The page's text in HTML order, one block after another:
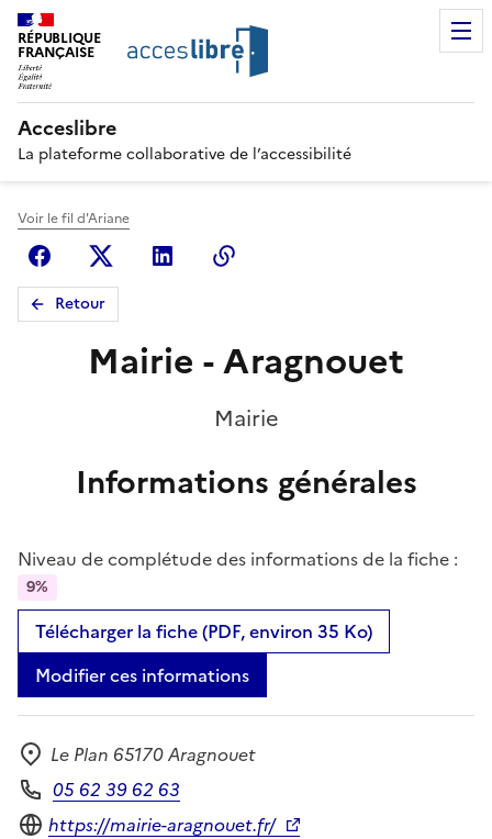
RÉPUBLIQUE
FRANÇAISE
Acceslibre
La plateforme collaborative de l’accessibilité
Voir le fil d'Ariane
FacebookX (anciennement Twitter)
Linkedin
Retour
Mairie - Aragnouet
Mairie
Informations générales
Niveau de complétude des informations de la fiche :
9%
Télécharger la fiche (PDF, environ 35 Ko)
Modifier ces informations
Adresse
Le Plan 65170 Aragnouet
Téléphone
05 62 39 62 63
Site internet
https://mairie-aragnouet.fr/